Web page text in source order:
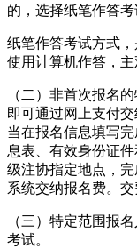
的，选择纸笔作答
纸笔作答考试方式
使用计算机作答，主
（二）非首次报名
即可通过网上支付
当在报名信息填写
息表、有效身份证
级注协指定地点，
系统交纳报名费。
（三）特定范围报
考试。